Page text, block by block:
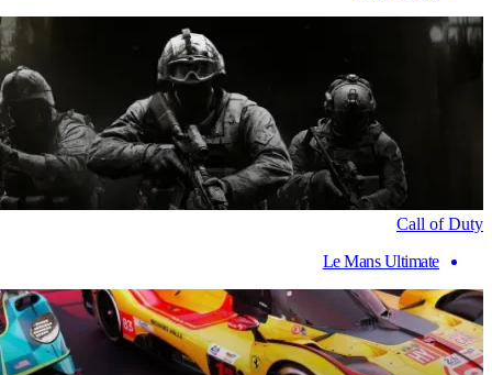
Call of Duty
Le Mans Ultimate